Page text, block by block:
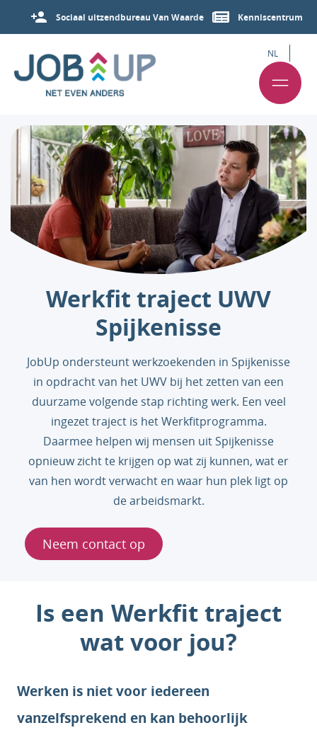
Sociaal uitzendbureau Van Waarde Kenniscentrum
NL
Werkfit traject UWV
Spijkenisse
JobUp ondersteunt werkzoekenden in Spijkenisse
in opdracht van het UWV bij het zetten van een
duurzame volgende stap richting werk. Een veel
ingezet traject is het Werkfitprogramma.
Daarmee helpen wij mensen uit Spijkenisse
opnieuw zicht te krijgen op wat zij kunnen, wat er
van hen wordt verwacht en waar hun plek ligt op
de arbeidsmarkt.
Neem contact op
Is een Werkfit traject
wat voor jou?
Werken is niet voor iedereen
vanzelfsprekend en kan behoorlijk